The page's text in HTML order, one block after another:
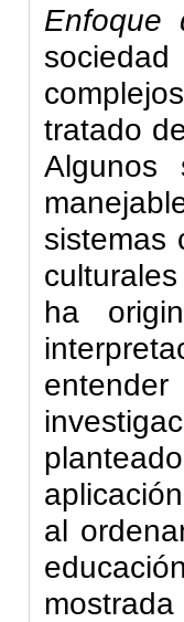
Enfoque
tratado
Algunos
sistemas
ha
al
mostrada